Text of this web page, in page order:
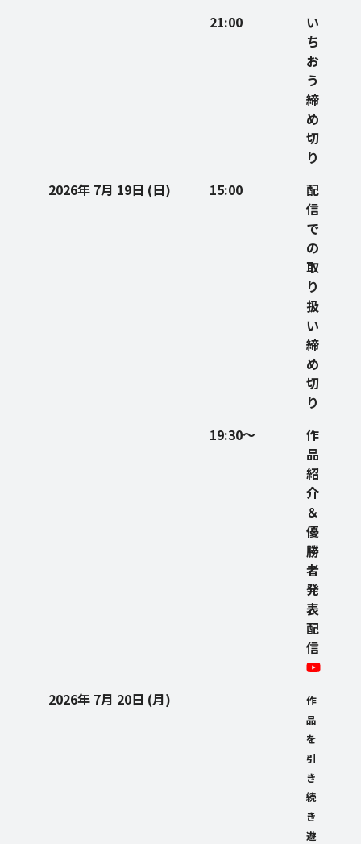
21:00
い
ち
お
う
締
め
切
り
2026年 7月 19日 (日)
15:00
配
信
で
の
取
り
扱
い
締
め
切
り
19:30～
作
品
紹
介
＆
優
勝
者
発
表
配
信
2026年 7月 20日 (月)
作
品
を
引
き
続
き
遊